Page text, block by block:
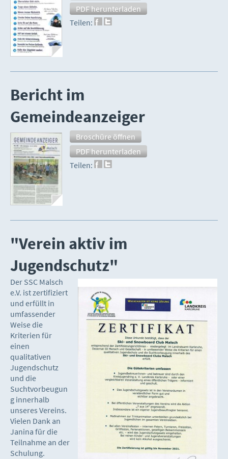
PDF herunterladen
Teilen:
Bericht im
Gemeindeanzeiger
Broschüre öffnen
PDF herunterladen
Teilen:
"Verein aktiv im
Jugendschutz"
Der SSC Malsch
e.V. ist zertifiziert
und erfüllt in
umfassender
Weise die
Kriterien für
einen
qualitativen
Jugendschutz
und die
Suchtvorbeugun
g innerhalb
unseres Vereins.
Vielen Dank an
Janina für die
Teilnahme an der
Schulung.